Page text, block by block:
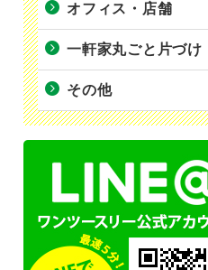
オフィス・店舗
一軒家丸ごと片づけ
その他